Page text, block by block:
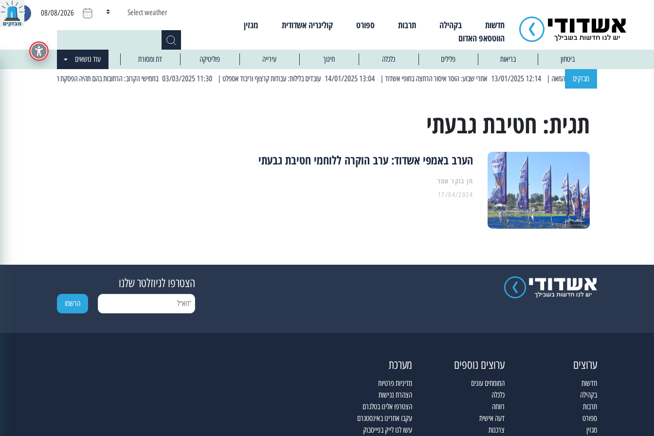
חדשות בקהילה תרבות ספורט קולינריה אשדודית
מגזין
הווטסאפ האדום
Select weather
08/08/2026
ביטחון בריאות פלילים כלכלה חינוך עירייה פוליטיקה דת ומסורת עוד נושאים
מבזקים | 12:14 13/01/2025 אחרי שבוע: הוסר איסור הרחצה בחופי אשדוד | 13:04 14/01/2025 עובדים בלילות: עבודות קרצוף וריבוד אספלט | 11:30 03/03/2025 בחמישי הקרוב: הרחובות בהם תהיה הפסקת חשמל יזומה
תגית: חטיבת גבעתי
הערב באמפי אשדוד: ערב הוקרה ללוחמי חטיבת גבעתי
17/04/2024
הצטרפו לניוזלטר שלנו
ערוצים
חדשות
בקהילה
תרבות
ספורט
מגזין
ערוצים נוספים
המומחים עונים
כלכלה
רווחה
דעה אישית
צרכנות
מערכת
מדיניות פרטיות
הצהרת נגישות
הצטרפו אלינו בטלגרם
עקבו אחרינו באינסטגרם
עשו לנו לייק בפייסבוק